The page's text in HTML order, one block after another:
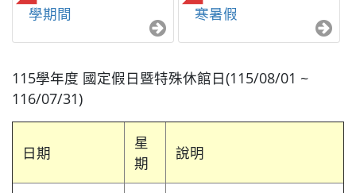
學期間 寒暑假
115學年度 國定假日暨特殊休館日(115/08/01 ~
116/07/31)
日期
星
期
說明